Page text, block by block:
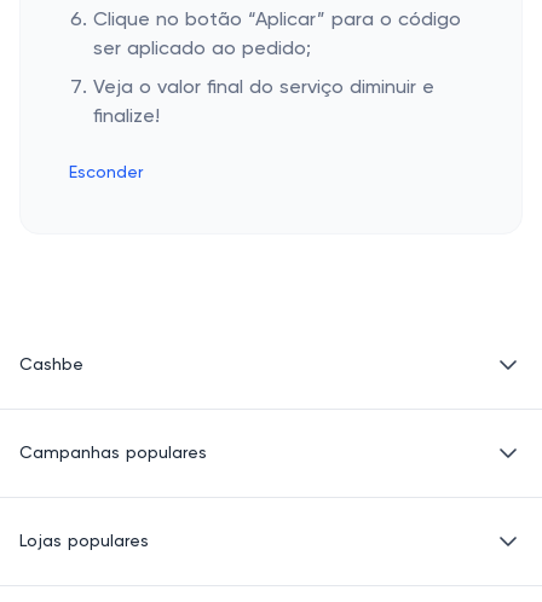
Clique no botão “Aplicar” para o código
ser aplicado ao pedido;
Veja o valor final do serviço diminuir e
finalize!
Esconder
Cashbe
Termos de Uso
Quem Somos
Campanhas populares
Roupas
Saúde e beleza
Lojas populares